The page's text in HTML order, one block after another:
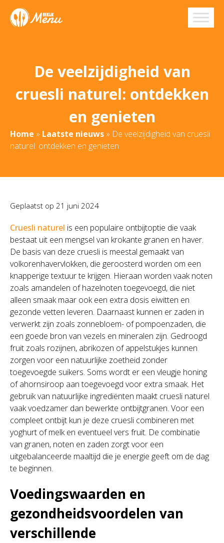
De veelzijdigheid van
cruesli naturel: ontdekken
en genieten
Home » Laatste nieuws » De veelzijdigheid van cruesli
naturel: ontdekken en genieten
Geplaatst op 21 juni 2024
Cruesli naturel is een populaire ontbijtoptie die vaak
bestaat uit een mengsel van krokante granen en haver.
De basis van deze cruesli is meestal gemaakt van
volkorenhavervlokken, die geroosterd worden om een
knapperige textuur te krijgen. Hieraan worden vaak noten
zoals amandelen of hazelnoten toegevoegd, die niet
alleen smaak maar ook een extra dosis eiwitten en
gezonde vetten leveren. Daarnaast kunnen er zaden in
verwerkt zijn zoals zonnebloem- of pompoenzaden, die
een goede bron van vezels en mineralen zijn. Gedroogd
fruit zoals rozijnen, abrikozen of appelstukjes kunnen
zorgen voor een natuurlijke zoetheid zonder
toegevoegde suikers. Soms wordt er een vleugje honing
of ahornsiroop aan toegevoegd voor extra smaak. Het
gebruik van natuurlijke ingrediënten maakt cruesli naturel
vaak voedzamer dan bewerkte ontbijtgranen. Voor een
compleet ontbijt kun je deze cruesli combineren met
yoghurt of melk en eventueel vers fruit. De combinatie
van granen, noten en zaden zorgt voor een
uitgebalanceerde maaltijd die je energie geeft om de dag
te beginnen.
Voedingswaarden en
gezondheidsvoordelen van
verschillende